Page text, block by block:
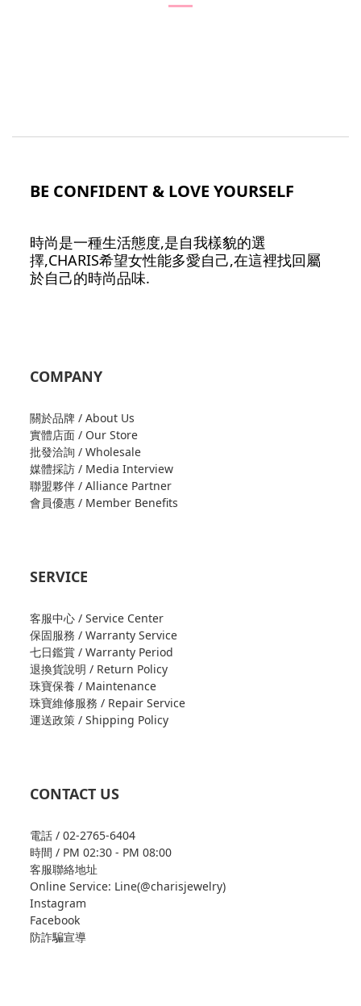
BE CONFIDENT & LOVE YOURSELF
時尚是一種生活態度,是自我樣貌的選
擇,CHARIS希望女性能多愛自己,在這裡找回屬
於自己的時尚品味.
COMPANY
關於品牌 / About Us
實體店面 / Our Store
批發洽詢 / Wholesale
媒體採訪 / Media Interview
聯盟夥伴 / Alliance Partner
會員優惠 / Member Benefits
SERVICE
客服中心 / Service Center
保固服務 / Warranty Service
七日鑑賞 / Warranty Period
退換貨說明 / Return Policy
珠寶保養 / Maintenance
珠寶維修服務 / Repair Service
運送政策 / Shipping Policy
CONTACT US
電話 / 02-2765-6404
時間 / PM 02:30 - PM 08:00
客服聯絡地址
Online Service: Line(@charisjewelry)
Instagram
Facebook
防詐騙宣導